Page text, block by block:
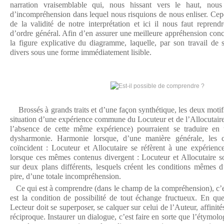
narration vraisemblable qui, nous hissant vers le haut,
d’incompréhension dans lequel nous risquions de nous enliser.
de la validité de notre interprétation et ici il nous faut
d’ordre général. Afin d’en assurer une meilleure appréhension
la figure explicative du diagramme, laquelle, par son travail de
divers sous une forme immédiatement lisible.
Brossés à grands traits et d’une façon synthétique, les deux
situation d’une expérience commune du Locuteur et de
l’absence de cette même expérience) pourraient se traduire en
dysharmonie. Harmonie lorsque, d’une manière générale, les
coïncident : Locuteur et Allocutaire se réfèrent à une
lorsque ces mêmes contenus divergent : Locuteur et Allocutaire
sur deux plans différents, lesquels créent les conditions mêmes
pire, d’une totale incompréhension.
Ce qui est à comprendre (dans le champ de la compréhension),
est la condition de possibilité de tout échange fructueux. En
Lecteur doit se superposer, se calquer sur celui de l’Auteur,
réciproque. Instaurer un dialogue, c’est faire en sorte que